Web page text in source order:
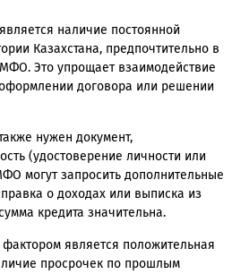
наличие постоянной
Казахстана, предпочтительно в
Это упрощает взаимодействие
договора или решении
нужен документ,
(удостоверение личности или
могут запросить дополнительные
о доходах или выписка из
кредита значительна.
является положительная
просрочек по прошлым